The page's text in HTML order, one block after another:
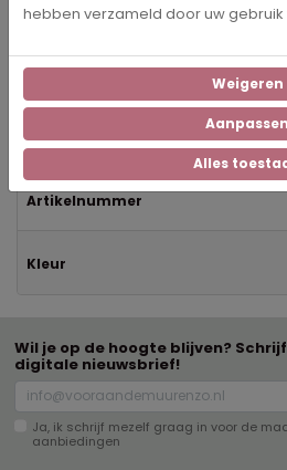
een beetje minder gewoon dan de
verkrijgbaar in veel verschillende
Specificaties
Artikelnummer
Kleur
Wil je op de hoogte blijven?
digitale nieuwsbrief!
Ja, ik schrijf mezelf graag in voor de
aanbiedingen
hebben verzameld door uw gebruik
Weigeren
Aanpassen
Alles